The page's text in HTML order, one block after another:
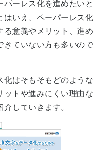
パーレス化を進めたいと
はいえ、ペーパーレス化
る意義やメリット、進め
きていない方も多いので
化はそもそもどのような
ットや進みにくい理由な
していきます。